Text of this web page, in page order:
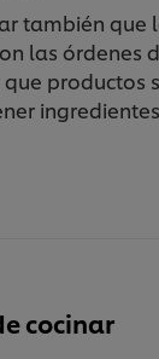
también que
las órdenes
que productos
cocinar